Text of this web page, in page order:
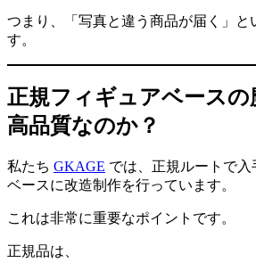
つまり、「写真と違う商品が届く」と
す。
正規フィギュアベース
高品質なのか？
私たち GKAGE では、正規ルートで
ベースに改造制作を行っています。
これは非常に重要なポイントです。
正規品は、